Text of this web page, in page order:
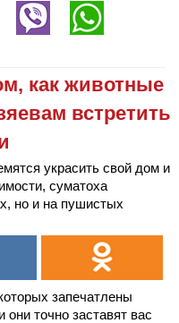
как животные
встретить
украсить свой дом и
суматоха
но и на пушистых
запечатлены
точно заставят вас